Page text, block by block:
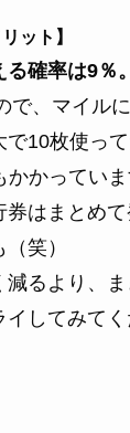
ット】
確率は9％。
で、マイル
10枚使って
かっていま
券はまとめ
笑）
減るより、
してみてく